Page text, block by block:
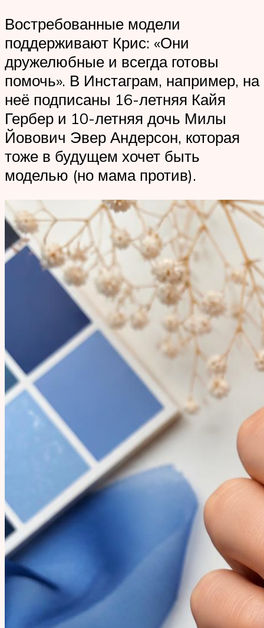
Востребованные модели
поддерживают Крис: «Они
дружелюбные и всегда готовы
помочь». В Инстаграм, например, на
неё подписаны 16-летняя Кайя
Гербер и 10-летняя дочь Милы
Йовович Эвер Андерсон, которая
тоже в будущем хочет быть
моделью (но мама против).